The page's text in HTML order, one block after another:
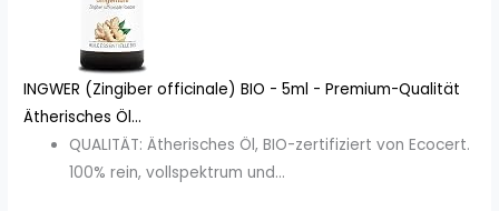
INGWER (Zingiber officinale) BIO - 5ml - Premium-Qualität
Ätherisches Öl...
QUALITÄT: Ätherisches Öl, BIO-zertifiziert von Ecocert.
100% rein, vollspektrum und...